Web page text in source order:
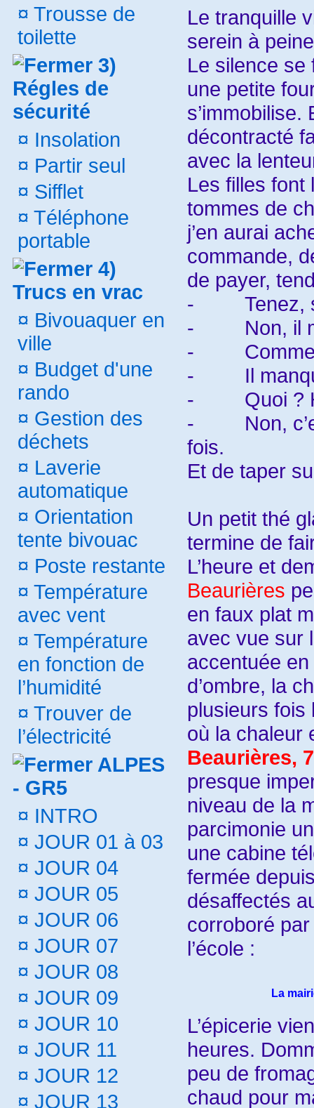
¤ Trousse de
toilette
3)
Régles de
sécurité
¤ Insolation
¤ Partir seul
¤ Sifflet
¤ Téléphone
portable
4)
Trucs en vrac
¤ Bivouaquer en
ville
¤ Budget d'une
rando
¤ Gestion des
déchets
¤ Laverie
automatique
¤ Orientation
tente bivouac
¤ Poste restante
¤ Température
avec vent
¤ Température
en fonction de
l’humidité
¤ Trouver de
l’électricité
ALPES
- GR5
¤ INTRO
¤ JOUR 01 à 03
¤ JOUR 04
¤ JOUR 05
¤ JOUR 06
¤ JOUR 07
¤ JOUR 08
¤ JOUR 09
¤ JOUR 10
¤ JOUR 11
¤ JOUR 12
¤ JOUR 13
Le tranquille
serein à
Le silence se
une petite
décontracté
avec la
Les filles font
tommes de
j’en aurai
commande,
de payer,
-
Tenez,
-
Non, il
-
-
Il
-
Quoi ?
-
Non,
fois.
Et de taper
Un petit thé
termine de
L’heure et
Beaurières
en faux plat
avec vue sur
accentuée
d’ombre, la
plusieurs fois
où la chaleur
Beaurières,
presque
niveau de la
parcimonie
une cabine
fermée
désaffectés
corroboré
l’école :
La
L’épicerie
heures.
peu de
chaud pour